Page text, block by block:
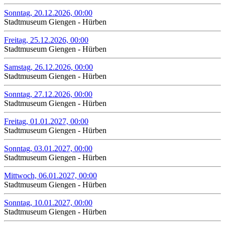
Sonntag, 20.12.2026, 00:00
Stadtmuseum Giengen - Hürben
Freitag, 25.12.2026, 00:00
Stadtmuseum Giengen - Hürben
Samstag, 26.12.2026, 00:00
Stadtmuseum Giengen - Hürben
Sonntag, 27.12.2026, 00:00
Stadtmuseum Giengen - Hürben
Freitag, 01.01.2027, 00:00
Stadtmuseum Giengen - Hürben
Sonntag, 03.01.2027, 00:00
Stadtmuseum Giengen - Hürben
Mittwoch, 06.01.2027, 00:00
Stadtmuseum Giengen - Hürben
Sonntag, 10.01.2027, 00:00
Stadtmuseum Giengen - Hürben